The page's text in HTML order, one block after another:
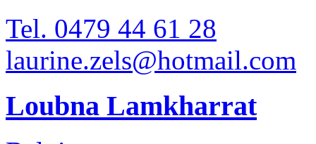
Tel. 0479 44 61 28
laurine.zels@hotmail.com
Loubna Lamkharrat